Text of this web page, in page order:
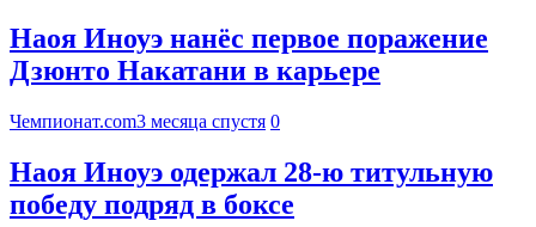
Наоя Иноуэ нанёс первое поражение
Дзюнто Накатани в карьере
Чемпионат.com3 месяца спустя 0
Наоя Иноуэ одержал 28-ю титульную
победу подряд в боксе